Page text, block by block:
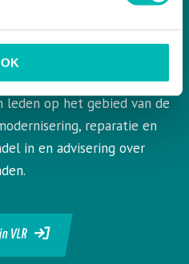
OK
voor liften en
belangen van de gehele
leden op het gebied van de
reparatie en
in en advisering over
VLR